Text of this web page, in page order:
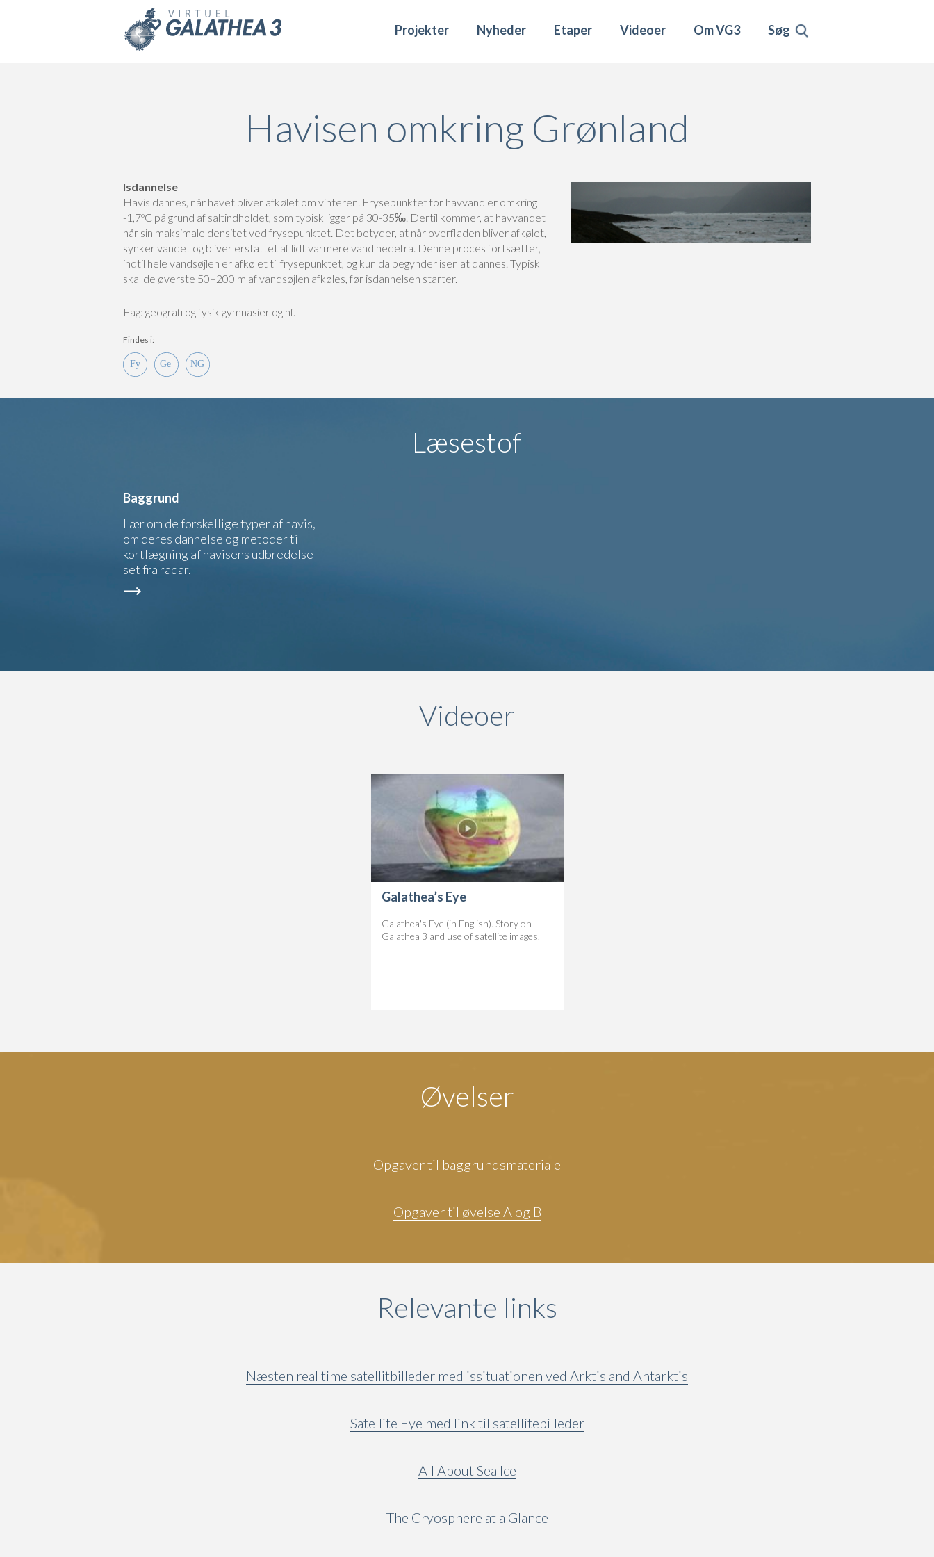
Projekter Nyheder Etaper Videoer Om VG3 Søg
Havisen omkring Grønland
Isdannelse
Havis dannes, når havet bliver afkølet om vinteren. Frysepunktet for havvand er omkring
-1,7ºC på grund af saltindholdet, som typisk ligger på 30-35‰. Dertil kommer, at havvandet
når sin maksimale densitet ved frysepunktet. Det betyder, at når overfladen bliver afkølet,
synker vandet og bliver erstattet af lidt varmere vand nedefra. Denne proces fortsætter,
indtil hele vandsøjlen er afkølet til frysepunktet, og kun da begynder isen at dannes. Typisk
skal de øverste 50–200 m af vandsøjlen afkøles, før isdannelsen starter.
Fag: geografi og fysik gymnasier og hf.
Findes i:
Læsestof
Baggrund
Lær om de forskellige typer af havis,
om deres dannelse og metoder til
kortlægning af havisens udbredelse
set fra radar.
Videoer
Galathea’s Eye
Galathea's Eye (in English). Story on
Galathea 3 and use of satellite images.
Øvelser
Opgaver til baggrundsmateriale
Opgaver til øvelse A og B
Relevante links
Næsten real time satellitbilleder med issituationen ved Arktis and Antarktis
Satellite Eye med link til satellitebilleder
All About Sea Ice
The Cryosphere at a Glance